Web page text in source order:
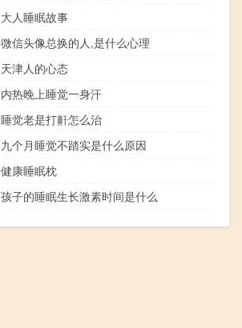
大人睡眠故事
微信头像总换的人,是什么心理
天津人的心态
内热晚上睡觉一身汗
睡觉老是打鼾怎么治
九个月睡觉不踏实是什么原因
健康睡眠枕
孩子的睡眠生长激素时间是什么